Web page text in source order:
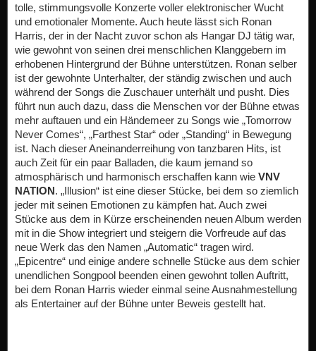
tolle, stimmungsvolle Konzerte voller elektronischer Wucht
und emotionaler Momente. Auch heute lässt sich Ronan
Harris, der in der Nacht zuvor schon als Hangar DJ tätig war,
wie gewohnt von seinen drei menschlichen Klanggebern im
erhobenen Hintergrund der Bühne unterstützen. Ronan selber
ist der gewohnte Unterhalter, der ständig zwischen und auch
während der Songs die Zuschauer unterhält und pusht. Dies
führt nun auch dazu, dass die Menschen vor der Bühne etwas
mehr auftauen und ein Händemeer zu Songs wie „Tomorrow
Never Comes“, „Farthest Star“ oder „Standing“ in Bewegung
ist. Nach dieser Aneinanderreihung von tanzbaren Hits, ist
auch Zeit für ein paar Balladen, die kaum jemand so
atmosphärisch und harmonisch erschaffen kann wie VNV
NATION. „Illusion“ ist eine dieser Stücke, bei dem so ziemlich
jeder mit seinen Emotionen zu kämpfen hat. Auch zwei
Stücke aus dem in Kürze erscheinenden neuen Album werden
mit in die Show integriert und steigern die Vorfreude auf das
neue Werk das den Namen „Automatic“ tragen wird.
„Epicentre“ und einige andere schnelle Stücke aus dem schier
unendlichen Songpool beenden einen gewohnt tollen Auftritt,
bei dem Ronan Harris wieder einmal seine Ausnahmestellung
als Entertainer auf der Bühne unter Beweis gestellt hat.